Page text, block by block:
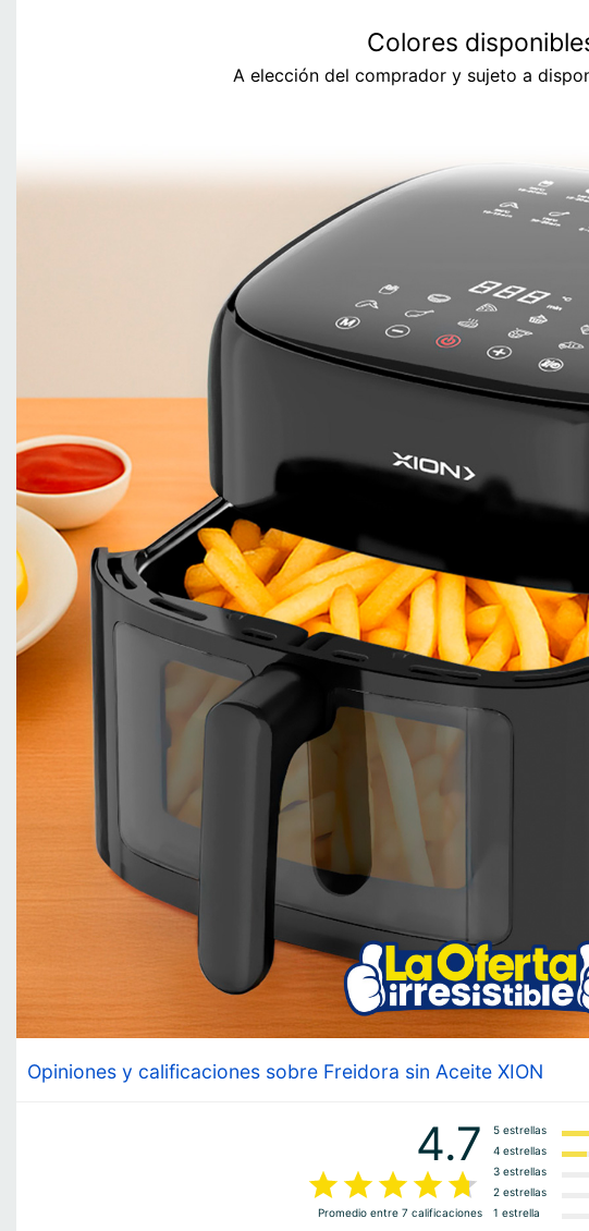
Colores
A elección del comprador y sujeto a
Opiniones y calificaciones sobre Freidora sin Aceite XION
4.7
Promedio entre 7 calificaciones
5 estrellas
4 estrellas
3 estrellas
2 estrellas
1 estrella